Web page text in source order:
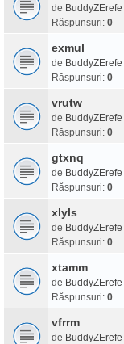
de BuddyZErefe
Răspunsuri: 0
exmul
de BuddyZErefe
Răspunsuri: 0
vrutw
de BuddyZErefe
Răspunsuri: 0
gtxnq
de BuddyZErefe
Răspunsuri: 0
xlyls
de BuddyZErefe
Răspunsuri: 0
xtamm
de BuddyZErefe
Răspunsuri: 0
vfrrm
de BuddyZErefe